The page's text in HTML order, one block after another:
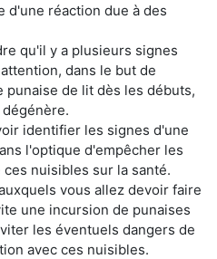
d'une réaction due à des
qu'il y a plusieurs signes
dans le but de
de lit dès les débuts,
identifier les signes d'une
l'optique d'empêcher les
nuisibles sur la santé.
vous allez devoir faire
une incursion de punaises
les éventuels dangers de
avec ces nuisibles.